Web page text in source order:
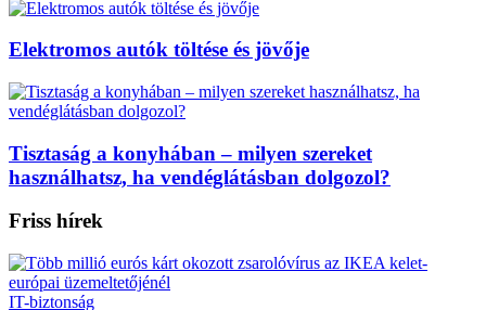
Elektromos autók töltése és jövője
Tisztaság a konyhában – milyen szereket
használhatsz, ha vendéglátásban dolgozol?
Friss hírek
IT-biztonság